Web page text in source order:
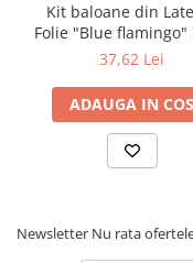
Kit baloane din
Folie "Blue flamingo"
37,62 Lei
ADAUGA IN COS
Newsletter Nu rata